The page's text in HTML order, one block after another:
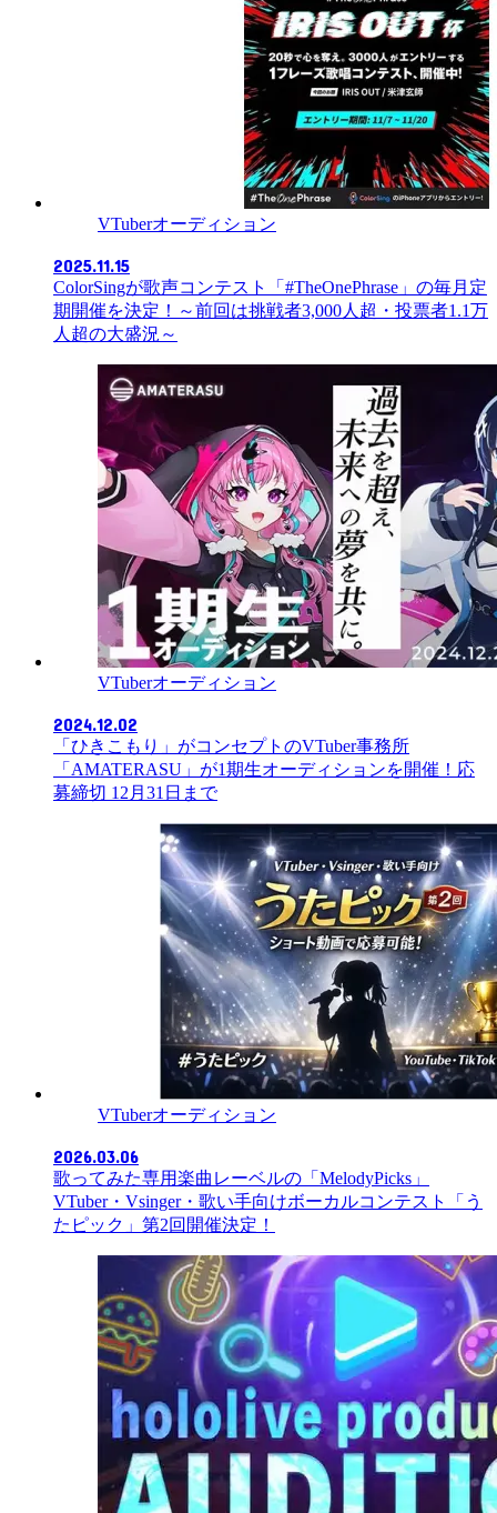
VTuberオーディション
2025.11.15
ColorSingが歌声コンテスト「#TheOnePhrase」の毎月定
期開催を決定！～前回は挑戦者3,000人超・投票者1.1万
人超の大盛況～
VTuberオーディション
2024.12.02
「ひきこもり」がコンセプトのVTuber事務所
「AMATERASU」が1期生オーディションを開催！応
募締切 12月31日まで
VTuberオーディション
2026.03.06
歌ってみた専用楽曲レーベルの「MelodyPicks」
VTuber・Vsinger・歌い手向けボーカルコンテスト「う
たピック」第2回開催決定！